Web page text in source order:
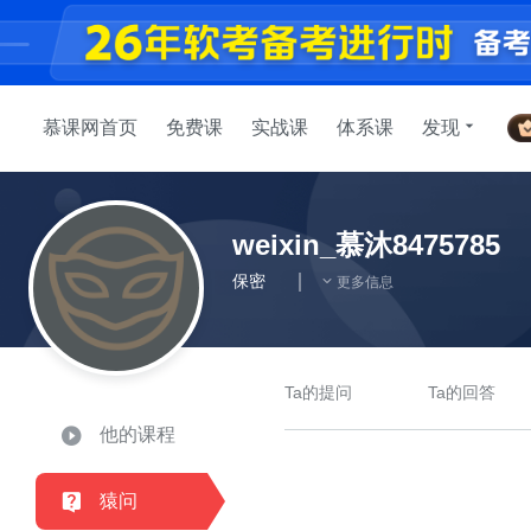
慕课网首页 免费课 实战课 体系课 发现
weixin_慕沐8475785
保密 更多信息
他的课程
猿问
Ta的提问 Ta的回答